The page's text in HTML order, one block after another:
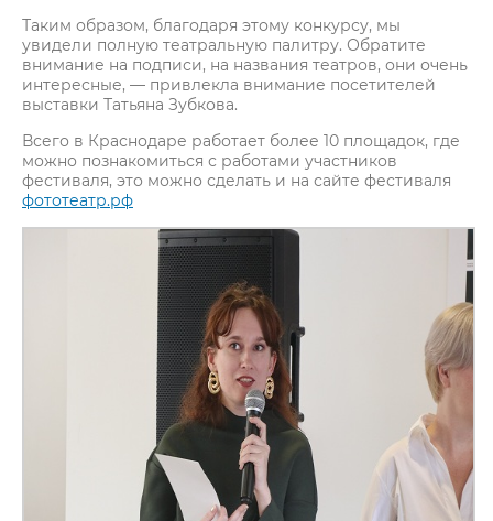
Таким образом, благодаря этому конкурсу, мы
увидели полную театральную палитру. Обратите
внимание на подписи, на названия театров, они очень
интересные, — привлекла внимание посетителей
выставки Татьяна Зубкова.
Всего в Краснодаре работает более 10 площадок, где
можно познакомиться с работами участников
фестиваля, это можно сделать и на сайте фестиваля
фототеатр.рф